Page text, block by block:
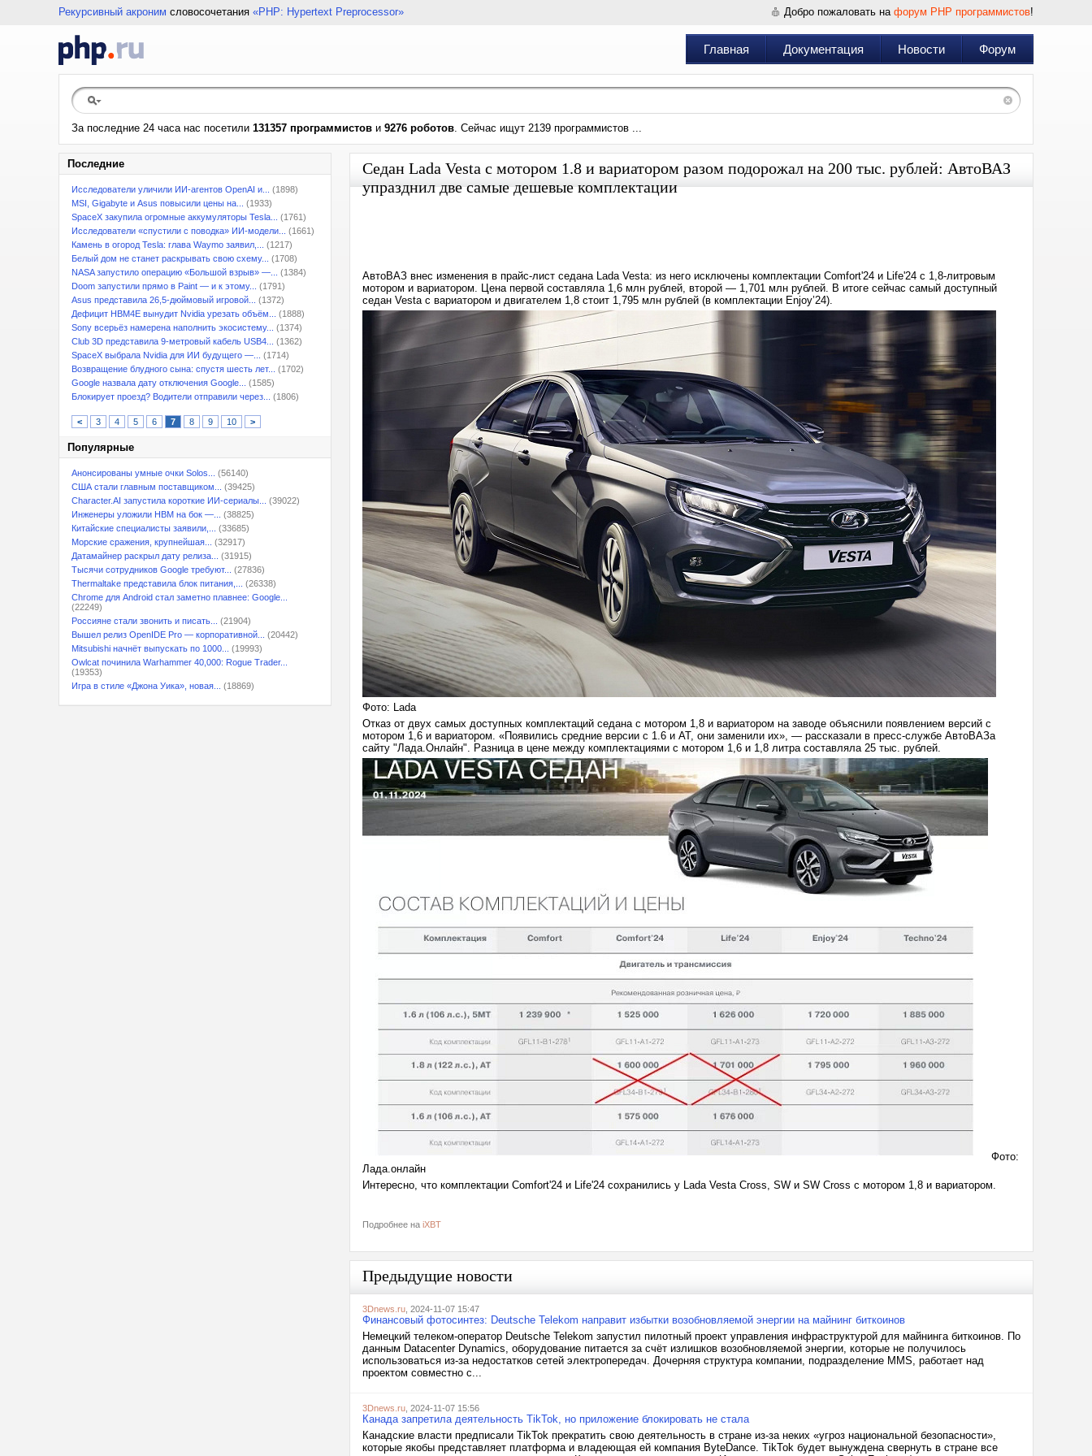
Рекурсивный акроним словосочетания «PHP: Hypertext Preprocessor» Добро пожаловать на форум PHP программистов!
Главная Документация Новости Форум
За последние 24 часа нас посетили 131357 программистов и 9276 роботов. Сейчас ищут 2139 программистов ...
Последние
Исследователи уличили ИИ-агентов OpenAI и...
(1898)
MSI, Gigabyte и Asus повысили цены на...
(1933)
SpaceX закупила огромные аккумуляторы Tesla...
(1761)
Исследователи «спустили с поводка» ИИ-модели...
(1661)
Камень в огород Tesla: глава Waymo заявил,...
(1217)
Белый дом не станет раскрывать свою схему...
(1708)
NASA запустило операцию «Большой взрыв» —...
(1384)
Doom запустили прямо в Paint — и к этому...
(1791)
Asus представила 26,5-дюймовый игровой...
(1372)
Дефицит HBM4E вынудит Nvidia урезать объём...
(1888)
Sony всерьёз намерена наполнить экосистему...
(1374)
Club 3D представила 9-метровый кабель USB4...
(1362)
SpaceX выбрала Nvidia для ИИ будущего —...
(1714)
Возвращение блудного сына: спустя шесть лет...
(1702)
Google назвала дату отключения Google...
(1585)
Блокирует проезд? Водители отправили через...
(1806)
< 3 4 5 6 7 8 9 10 >
Популярные
Анонсированы умные очки Solos...
(56140)
США стали главным поставщиком...
(39425)
Character.AI запустила короткие ИИ-сериалы...
(39022)
Инженеры уложили HBM на бок —...
(38825)
Китайские специалисты заявили,...
(33685)
Морские сражения, крупнейшая...
(32917)
Датамайнер раскрыл дату релиза...
(31915)
Тысячи сотрудников Google требуют...
(27836)
Thermaltake представила блок питания,...
(26338)
Chrome для Android стал заметно плавнее: Google...
(22249)
Россияне стали звонить и писать...
(21904)
Вышел релиз OpenIDE Pro — корпоративной...
(20442)
Mitsubishi начнёт выпускать по 1000...
(19993)
Owlcat починила Warhammer 40,000: Rogue Trader...
(19353)
Игра в стиле «Джона Уика», новая...
(18869)
Седан Lada Vesta с мотором 1.8 и вариатором разом подорожал на 200 тыс. рублей: АвтоВАЗ
упразднил две самые дешевые комплектации
АвтоВАЗ внес изменения в прайс-лист седана Lada Vesta: из него исключены комплектации Comfort'24 и Life'24 с 1,8-литровым
мотором и вариатором. Цена первой составляла 1,6 млн рублей, второй — 1,701 млн рублей. В итоге сейчас самый доступный
седан Vesta с вариатором и двигателем 1,8 стоит 1,795 млн рублей (в комплектации Enjoy’24).
Фото: Lada
Отказ от двух самых доступных комплектаций седана с мотором 1,8 и вариатором на заводе объяснили появлением версий с
мотором 1,6 и вариатором. «Появились средние версии с 1.6 и АТ, они заменили их», — рассказали в пресс-службе АвтоВАЗа
сайту "Лада.Онлайн". Разница в цене между комплектациями с мотором 1,6 и 1,8 литра составляла 25 тыс. рублей.
Фото:
Лада.онлайн
Интересно, что комплектации Comfort'24 и Life'24 сохранились у Lada Vesta Cross, SW и SW Cross с мотором 1,8 и вариатором.
Подробнее на iXBT
Предыдущие новости
3Dnews.ru , 2024-11-07 15:47
Финансовый фотосинтез: Deutsche Telekom направит избытки возобновляемой энергии на майнинг биткоинов
Немецкий телеком-оператор Deutsche Telekom запустил пилотный проект управления инфраструктурой для майнинга биткоинов. По
данным Datacenter Dynamics, оборудование питается за счёт излишков возобновляемой энергии, которые не получилось
использоваться из-за недостатков сетей электропередач. Дочерняя структура компании, подразделение MMS, работает над
проектом совместно с...
3Dnews.ru , 2024-11-07 15:56
Канада запретила деятельность TikTok, но приложение блокировать не стала
Канадские власти предписали TikTok прекратить свою деятельность в стране из-за неких «угроз национальной безопасности»,
которые якобы представляет платформа и владеющая ей компания ByteDance. TikTok будет вынуждена свернуть в стране все